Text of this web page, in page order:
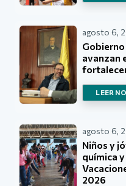
agosto 6,
avanzan
LEER
agosto 6,
Niños y
química
2026